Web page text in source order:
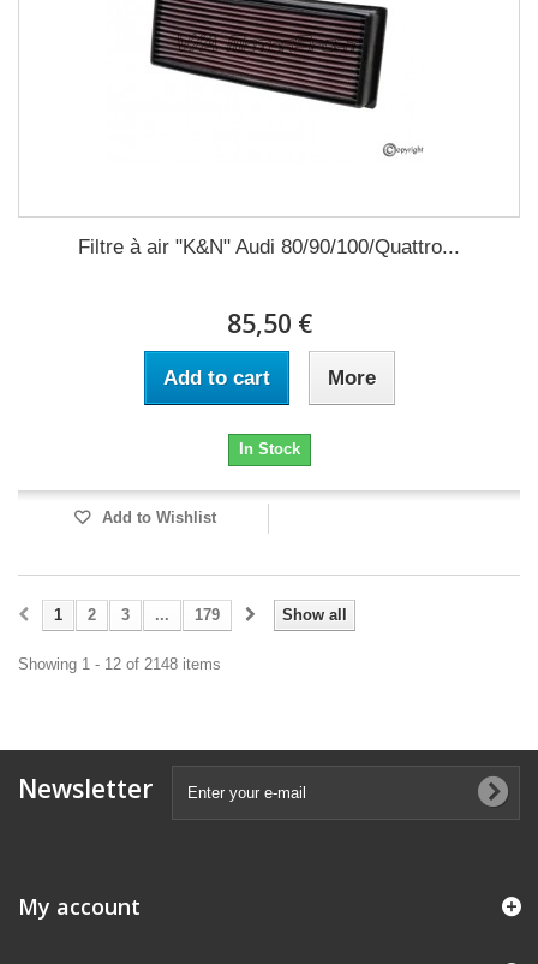
Filtre à air "K&N" Audi 80/90/100/Quattro...
85,50 €
Add to cart More
In Stock
Add to Wishlist
Show all
1 2 3 ... 179
Showing 1 - 12 of 2148 items
Newsletter
My account